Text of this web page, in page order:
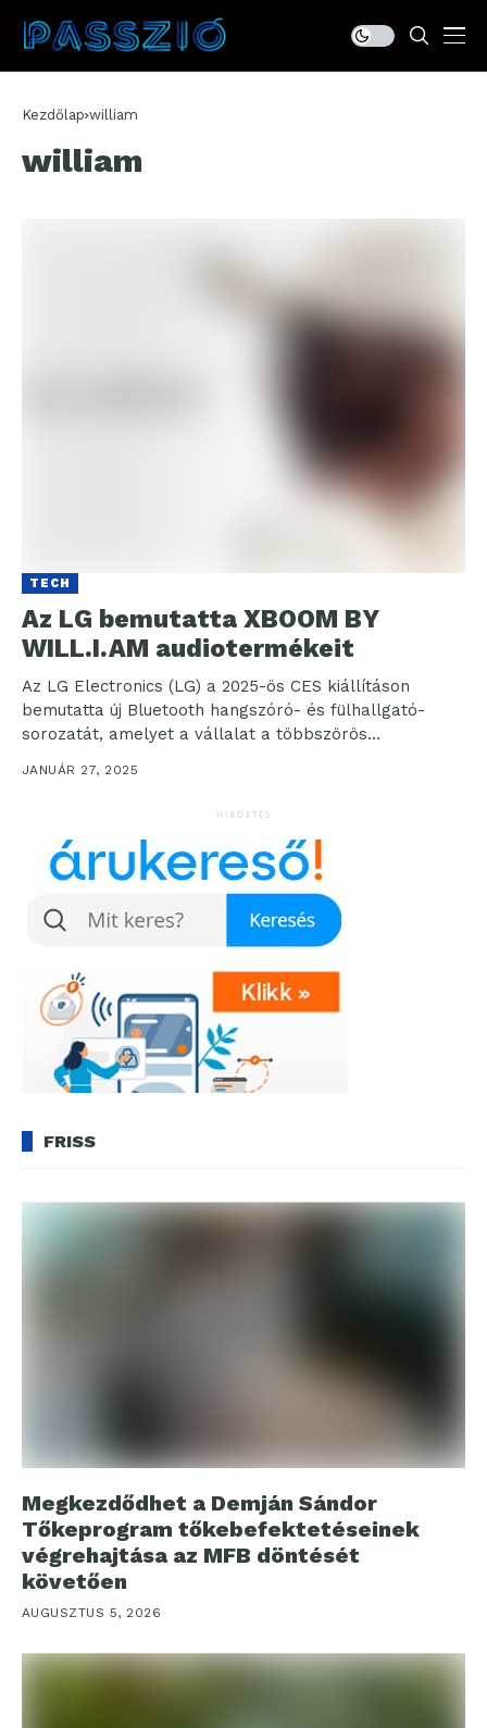
Kezdőlap william
william
TECH
Az LG bemutatta XBOOM BY
WILL.I.AM audiotermékeit
Az LG Electronics (LG) a 2025-ös CES kiállításon
bemutatta új Bluetooth hangszóró- és fülhallgató-
sorozatát, amelyet a vállalat a többszörös
platinalemezes zenész és technológiai...
JANUÁR 27, 2025
HIRDETÉS
FRISS
Megkezdődhet a Demján Sándor
Tőkeprogram tőkebefektetéseinek
végrehajtása az MFB döntését
követően
AUGUSZTUS 5, 2026